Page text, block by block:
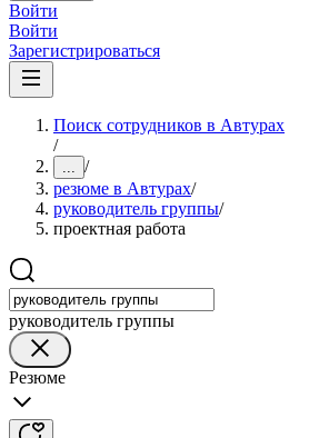
Войти
Войти
Зарегистрироваться
Поиск сотрудников в Автурах
/
... /
резюме в Автурах/
руководитель группы/
проектная работа
руководитель группы
Резюме